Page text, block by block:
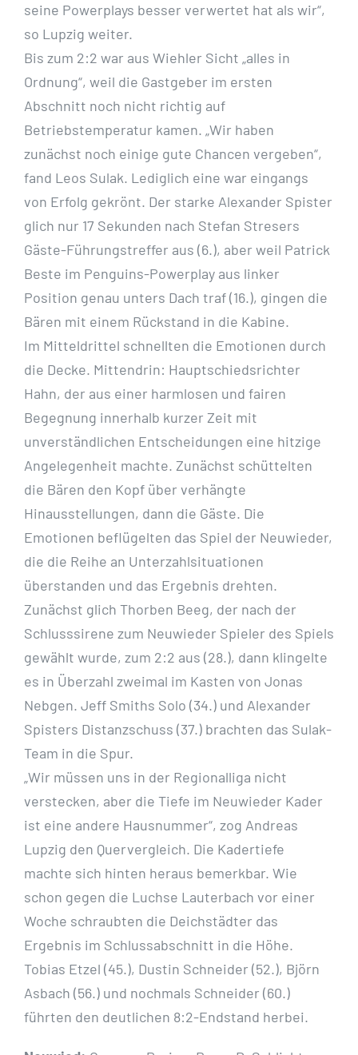
seine Powerplays besser verwertet hat als wir“,
so Lupzig weiter.
Bis zum 2:2 war aus Wiehler Sicht „alles in
Ordnung“, weil die Gastgeber im ersten
Abschnitt noch nicht richtig auf
Betriebstemperatur kamen. „Wir haben
zunächst noch einige gute Chancen vergeben“,
fand Leos Sulak. Lediglich eine war eingangs
von Erfolg gekrönt. Der starke Alexander Spister
glich nur 17 Sekunden nach Stefan Stresers
Gäste-Führungstreffer aus (6.), aber weil Patrick
Beste im Penguins-Powerplay aus linker
Position genau unters Dach traf (16.), gingen die
Bären mit einem Rückstand in die Kabine.
Im Mitteldrittel schnellten die Emotionen durch
die Decke. Mittendrin: Hauptschiedsrichter
Hahn, der aus einer harmlosen und fairen
Begegnung innerhalb kurzer Zeit mit
unverständlichen Entscheidungen eine hitzige
Angelegenheit machte. Zunächst schüttelten
die Bären den Kopf über verhängte
Hinausstellungen, dann die Gäste. Die
Emotionen beflügelten das Spiel der Neuwieder,
die die Reihe an Unterzahlsituationen
überstanden und das Ergebnis drehten.
Zunächst glich Thorben Beeg, der nach der
Schlusssirene zum Neuwieder Spieler des Spiels
gewählt wurde, zum 2:2 aus (28.), dann klingelte
es in Überzahl zweimal im Kasten von Jonas
Nebgen. Jeff Smiths Solo (34.) und Alexander
Spisters Distanzschuss (37.) brachten das Sulak-
Team in die Spur.
„Wir müssen uns in der Regionalliga nicht
verstecken, aber die Tiefe im Neuwieder Kader
ist eine andere Hausnummer“, zog Andreas
Lupzig den Quervergleich. Die Kadertiefe
machte sich hinten heraus bemerkbar. Wie
schon gegen die Luchse Lauterbach vor einer
Woche schraubten die Deichstädter das
Ergebnis im Schlussabschnitt in die Höhe.
Tobias Etzel (45.), Dustin Schneider (52.), Björn
Asbach (56.) und nochmals Schneider (60.)
führten den deutlichen 8:2-Endstand herbei.